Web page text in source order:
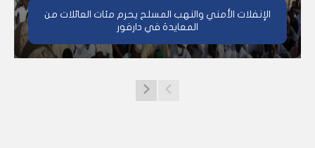
الإنفلات الأمني والنهب المسلح يحرم مئات العائلات من
المعايدة في دارفور